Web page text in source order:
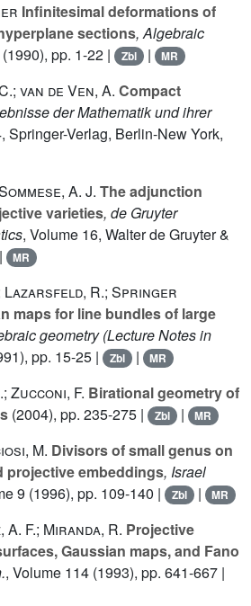
Infinitesimal deformations of
sections, Algebraic
(1990), pp. 1-22 | Zbl | MR
van de Ven, A. Compact
der Mathematik und ihrer
, Springer-Verlag, Berlin-New York,
A. J. The adjunction
varieties, de Gruyter
, Volume 16, Walter de Gruyter &
MR
Lazarsfeld, R.; Springer
maps for line bundles of large
geometry(Lecture Notes in
pp. 15-25 | Zbl | MR
Zucconi, F. Birational geometry of
(2004), pp. 235-275 | Zbl | MR
M. Divisors of small genus on
projective embeddings, Israel
9 (1996), pp. 109-140 | Zbl | MR
F.; Miranda, R. Projective
Gaussian maps, and Fano
, Volume 114 (1993), pp. 641-667 |